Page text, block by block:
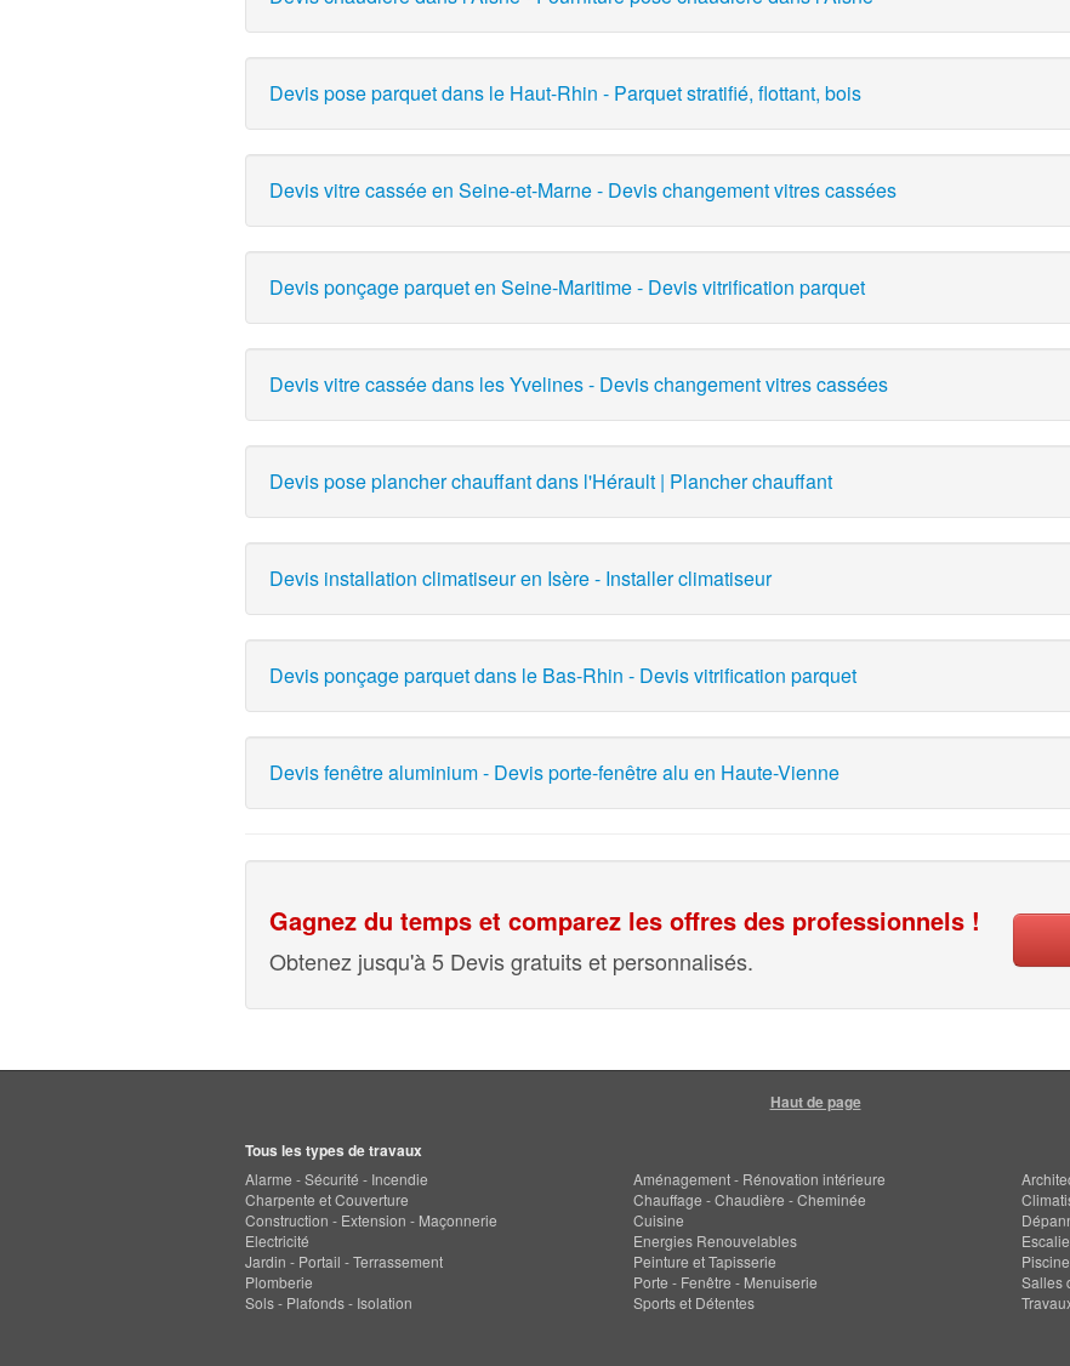
Devis pose parquet dans le Haut-Rhin - Parquet stratifié, flottant, bois
Devis vitre cassée en Seine-et-Marne - Devis changement vitres cassées
Devis ponçage parquet en Seine-Maritime - Devis vitrification parquet
Devis vitre cassée dans les Yvelines - Devis changement vitres cassées
Devis pose plancher chauffant dans l'Hérault | Plancher chauffant
Devis installation climatiseur en Isère - Installer climatiseur
Devis ponçage parquet dans le Bas-Rhin - Devis vitrification parquet
Devis fenêtre aluminium - Devis porte-fenêtre alu en Haute-Vienne
Gagnez du temps et comparez les offres des professionnels !
Obtenez jusqu'à 5 Devis gratuits et personnalisés.
Haut de page
Tous les types de travaux
Alarme - Sécurité - Incendie Aménagement - Rénovation intérieure
Charpente et Couverture
Chauffage - Chaudière - Cheminée
Construction - Extension - Maçonnerie
Cuisine
Electricité
Energies Renouvelables
Jardin - Portail - Terrassement
Peinture et Tapisserie
Plomberie
Porte - Fenêtre - Menuiserie
Salles
Sols - Plafonds - Isolation
Sports et Détentes